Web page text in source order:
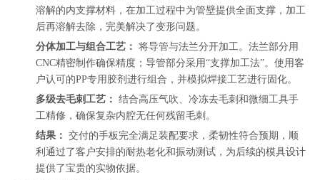
溶解的内支撑材料，在加工过程中为管壁提供全面支撑，加工
后再溶解去除，完美解决了变形问题。
分体加工与组合工艺： 将导管与法兰分开加工。法兰部分用
CNC精密制作确保精度；导管部分采用“支撑加工法”。使用客
户认可的PP专用胶剂进行组合，并模拟焊接工艺进行固化。
多级去毛刺工艺： 结合高压气吹、冷冻去毛刺和微细工具手
工精修，确保复杂内腔无任何残留毛刺。
结果： 交付的手板完全满足装配要求，柔韧性符合预期，顺
利通过了客户安排的耐热老化和振动测试，为后续的模具设计
提供了宝贵的实物依据。